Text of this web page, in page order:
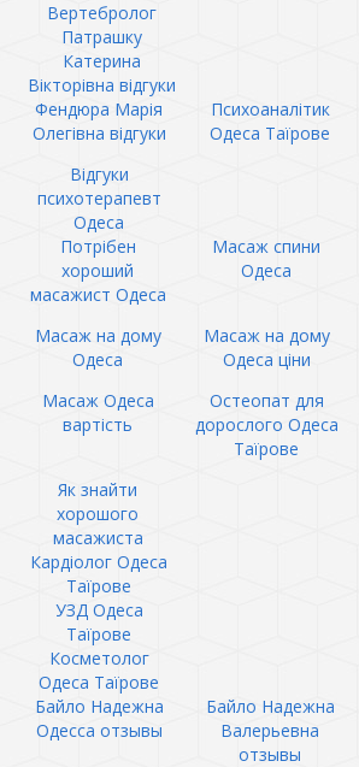
Вертебролог
Патрашку
Катерина
Вікторівна відгуки
Фендюра Марія
Олегівна відгуки
Психоаналітик
Одеса Таїрове
Відгуки
психотерапевт
Одеса
Потрібен
хороший
масажист Одеса
Масаж спини
Одеса
Масаж на дому
Одеса
Масаж на дому
Одеса ціни
Масаж Одеса
вартість
Остеопат для
дорослого Одеса
Таїрове
Як знайти
хорошого
масажиста
Кардіолог Одеса
Таїрове
УЗД Одеса
Таїрове
Косметолог
Одеса Таїрове
Байло Надежна
Одесса отзывы
Байло Надежна
Валерьевна
отзывы